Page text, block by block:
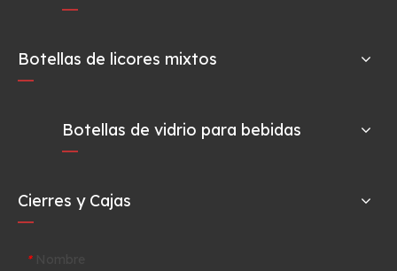
Botellas de licores mixtos
Botellas de vidrio para bebidas
Cierres y Cajas
*